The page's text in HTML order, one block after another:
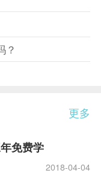
？
更多
免费学
2018-04-04